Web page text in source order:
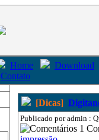
Home Download
Contato
[Dicas]
Publicado por admin :
1